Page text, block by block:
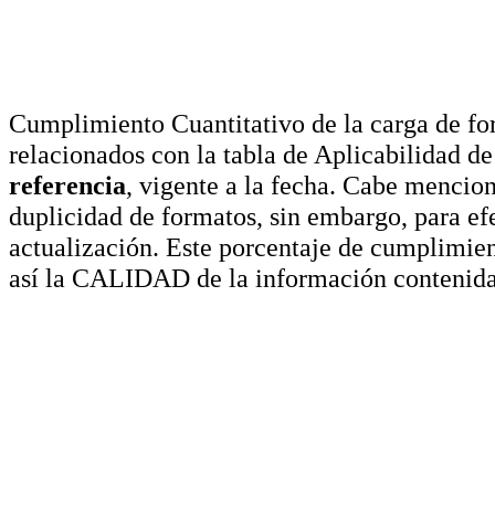
Cumplimiento Cuantitativo de la carga de
relacionados con la tabla de Aplicabilidad
referencia, vigente a la fecha. Cabe
duplicidad de formatos, sin embargo, para
actualización. Este porcentaje de
así la CALIDAD de la información